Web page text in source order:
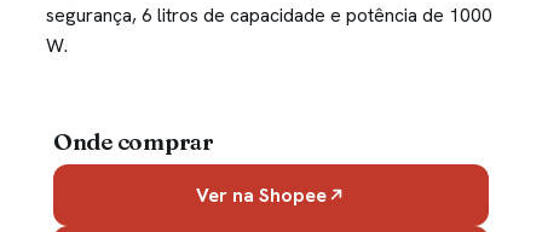
segurança, 6 litros de capacidade e potência de 1000
W.
Onde comprar
Ver na Shopee